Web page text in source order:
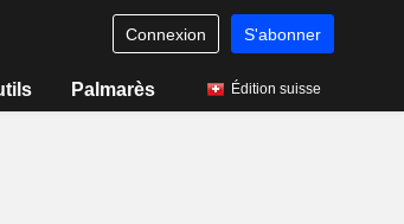
Connexion S'abonner
Palmarès Édition suisse